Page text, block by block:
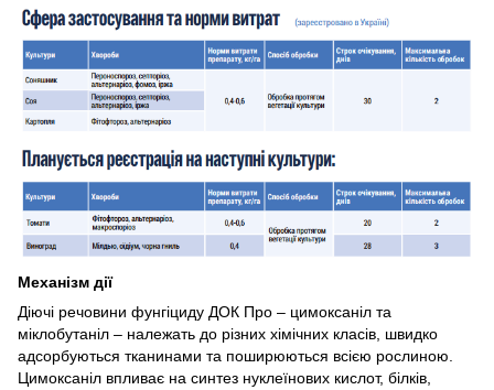
Механізм дії
Діючі речовини фунгіциду ДОК Про – цимоксаніл та
міклобутаніл – належать до різних хімічних класів, швидко
адсорбуються тканинами та поширюються всією рослиною.
Цимоксаніл впливає на синтез нуклеїнових кислот, білків,